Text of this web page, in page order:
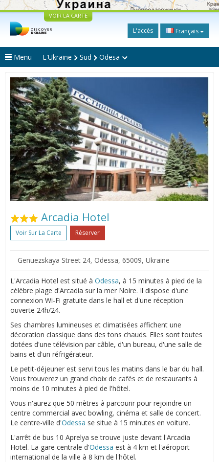
VOIR LA CARTE
L'accès Français
Menu L'Ukraine Sud Odesa
Arcadia Hotel
Voir Sur La Carte Réserver
Genuezskaya Street 24, Odessa, 65009, Ukraine
L'Arcadia Hotel est situé à Odessa, à 15 minutes à pied de la
célèbre plage d'Arcadia sur la mer Noire. Il dispose d'une
connexion Wi-Fi gratuite dans le hall et d'une réception
ouverte 24h/24.
Ses chambres lumineuses et climatisées affichent une
décoration classique dans des tons chauds. Elles sont toutes
dotées d'une télévision par câble, d'un bureau, d'une salle de
bains et d'un réfrigérateur.
Le petit-déjeuner est servi tous les matins dans le bar du hall.
Vous trouverez un grand choix de cafés et de restaurants à
moins de 10 minutes à pied de l'hôtel.
Vous n'aurez que 50 mètres à parcourir pour rejoindre un
centre commercial avec bowling, cinéma et salle de concert.
Le centre-ville d'Odessa se situe à 15 minutes en voiture.
L'arrêt de bus 10 Aprelya se trouve juste devant l'Arcadia
Hotel. La gare centrale d'Odessa est à 4 km et l'aéroport
international de la ville à 8 km de l'hôtel.